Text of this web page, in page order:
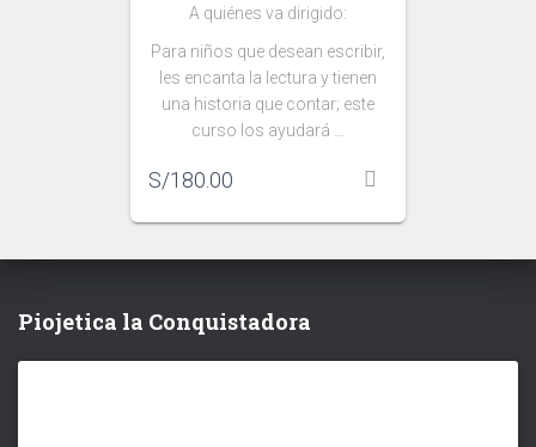
A quiénes va dirigido:
Para niños que desean escribir,
les encanta la lectura y tienen
una historia que contar; este
curso los ayudará …
S/180.00
Piojetica la Conquistadora